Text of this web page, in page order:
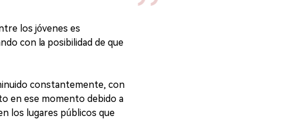
los jóvenes es
con la posibilidad de que
constantemente, con
en ese momento debido a
los lugares públicos que